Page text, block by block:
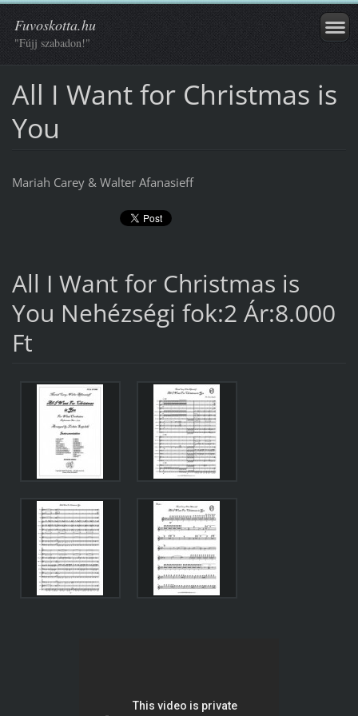
Fuvoskotta.hu
"Fújj szabadon!"
All I Want for Christmas is
You
Mariah Carey & Walter Afanasieff
All I Want for Christmas is
You Nehézségi fok:2 Ár:8.000
Ft